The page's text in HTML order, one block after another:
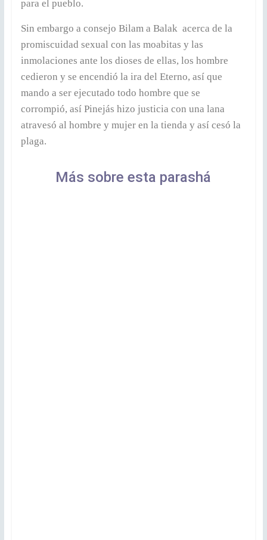
para el pueblo.
Sin embargo a consejo Bilam a Balak acerca de la
promiscuidad sexual con las moabitas y las
inmolaciones ante los dioses de ellas, los hombre
cedieron y se encendió la ira del Eterno, así que
mando a ser ejecutado todo hombre que se
corrompió, así Pinejás hizo justicia con una lana
atravesó al hombre y mujer en la tienda y así cesó la
plaga.
Más sobre esta parashá